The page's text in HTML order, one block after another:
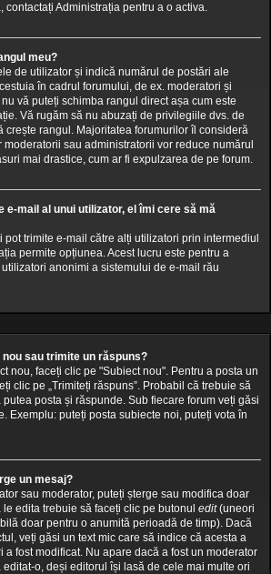
contactați Administrația pentru a o activa.
meu?
de utilizator și indică numărul de postări ale
în cadrul forumului, de ex. moderatori și
vă puteți schimba rangul direct așa cum este
Vă rugăm să nu abuzați de privilegiile dvs. de
crește rangul. Majoritatea forumurilor îl consideră
moderatorii sau administratorii vor reduce numărul
mai drastice, cum ar fi expulzarea de pe forum.
e-mail al unui utilizator, el îmi cere să mă
pot trimite e-mail către alți utilizatori prin intermediul
permite opțiunea. Acest lucru este pentru a
anonimi a sistemului de e-mail rău
sau trimite un răspuns?
nou, faceți clic pe "Subiect nou". Pentru a posta un
clic pe „Trimiteți răspuns”. Probabil că trebuie să
posta și răspunde. Sub fiecare forum veți găsi
Exemplu: puteți posta subiecte noi, puteți vota în
un mesaj?
sau moderator, puteți șterge sau modifica doar
edita trebuie să faceți clic pe butonul edit(uneori
doar pentru o anumită perioadă de timp). Dacă
veți găsi un text mic care să indice că acesta a
a fost modificat. Nu apare dacă a fost un moderator
o, deși editorul își lasă de cele mai multe ori